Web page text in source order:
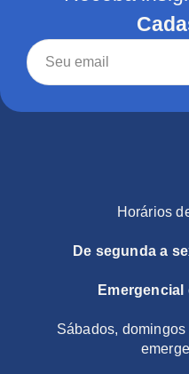
Horários
De segunda a
Emergencial
Sábados,